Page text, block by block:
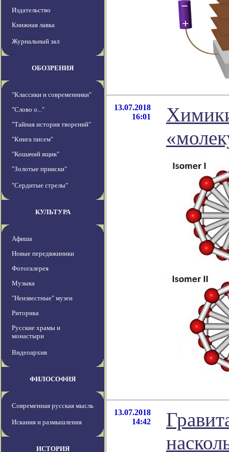
Издательство
Книжная лавка
Журнальный зал
ОБОЗРЕНИЯ
"Классики и современники"
"Слово о..."
"Тайная история творений"
"Книга писем"
"Кошачий ящик"
"Золотые прииски"
"Сердитые стрелы"
КУЛЬТУРА
Афиша
Новые передвжиники
Фотогалерея
Музыка
"Неизвестные" музеи
Риторика
Русские храмы и
монастыри
Видеоархив
ФИЛОСОФИЯ
Современная русская мысль
Искания и размышления
ИСТОРИЯ
13.07.2018
16:01
13.07.2018
14:42